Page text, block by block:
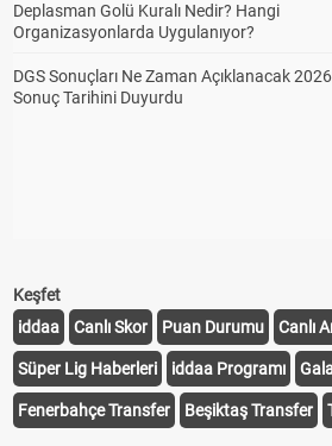
Deplasman Golü Kuralı Nedir? Hangi
Organizasyonlarda Uygulanıyor?
DGS Sonuçları Ne Zaman Açıklanacak
Sonuç Tarihini Duyurdu
Keşfet
iddaa
Canlı Skor Puan Durumu Canlı
Süper Lig Haberleri iddaa Programı
Fenerbahçe Transfer Beşiktaş Transfer